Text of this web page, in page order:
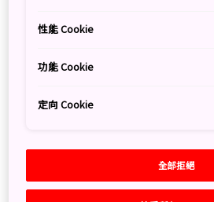
體驗千年歷
路——熊野
走訪吉野熊野國立
性能 Cookie
功能 Cookie
定向 Cookie
全部拒絕